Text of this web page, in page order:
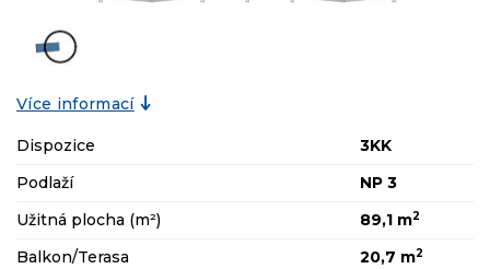
Více informací
Dispozice
3KK
Podlaží
NP 3
Užitná plocha (m²)
89,1 m2
Balkon/Terasa 20,7 m2